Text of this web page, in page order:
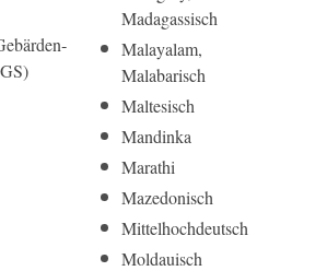
Madagassisch
Malayalam,
Malabarisch
Maltesisch
Mandinka
Marathi
Mazedonisch
Mittelhoch­deutsch
Moldauisch